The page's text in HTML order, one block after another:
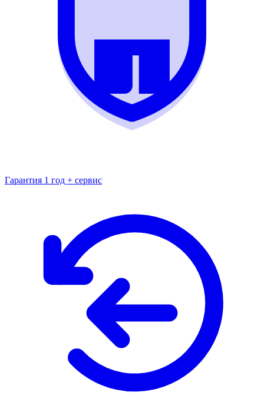
Гарантия 1 год + сервис